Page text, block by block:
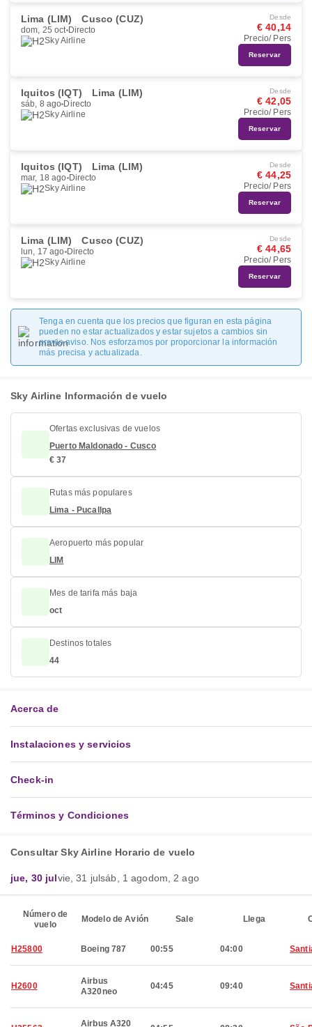
Lima (LIM) Cusco (CUZ)
dom, 25 oct Directo
Sky Airline
Desde
€ 40,14
Precio/ Pers
Reservar
Iquitos (IQT) Lima (LIM)
sáb, 8 ago Directo
Sky Airline
Desde
€ 42,05
Precio/ Pers
Reservar
Iquitos (IQT) Lima (LIM)
mar, 18 ago Directo
Sky Airline
Desde
€ 44,25
Precio/ Pers
Reservar
Lima (LIM) Cusco (CUZ)
lun, 17 ago Directo
Sky Airline
Desde
€ 44,65
Precio/ Pers
Reservar
Tenga en cuenta que los precios que figuran en esta página
pueden no estar actualizados y estar sujetos a cambios sin
previo aviso. Nos esforzamos por proporcionar la información
más precisa y actualizada.
Sky Airline Información de vuelo
Ofertas exclusivas de vuelos
Puerto Maldonado - Cusco
€ 37
Rutas más populares
Lima - Pucallpa
Aeropuerto más popular
LIM
Mes de tarifa más baja
oct
Destinos totales
44
Acerca de
Instalaciones y servicios
Check-in
Términos y Condiciones
Consultar Sky Airline Horario de vuelo
jue, 30 julvie, 31 julsáb, 1 agodom, 2 ago
Número de
vuelo
Modelo de Avión Sale Llega
H25800 Boeing 787 00:55 04:00
H2600
Airbus
A320neo
04:45 09:40
Airbus A320